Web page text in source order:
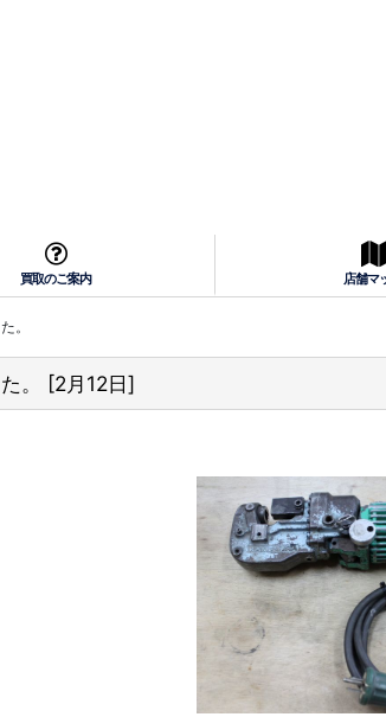
買取のご案内 店舗マ
。
。 [2月12日]